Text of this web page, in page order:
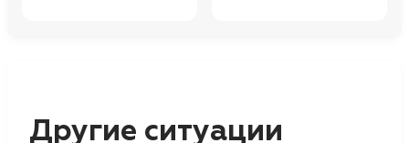
Другие ситуации